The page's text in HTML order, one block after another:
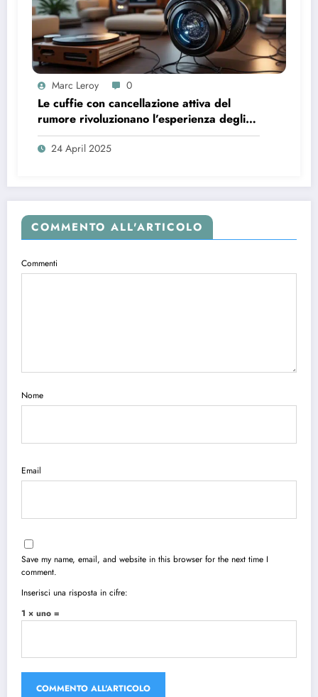
Marc Leroy 0
Le cuffie con cancellazione attiva del
rumore rivoluzionano l’esperienza degli
audiofili più esigenti.
24 April 2025
COMMENTO ALL'ARTICOLO
Commenti
Nome
Email
Save my name, email, and website in this browser for the next time I
comment.
Inserisci una risposta in cifre:
1 × uno =